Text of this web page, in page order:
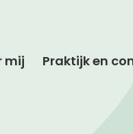
mij Praktijk en